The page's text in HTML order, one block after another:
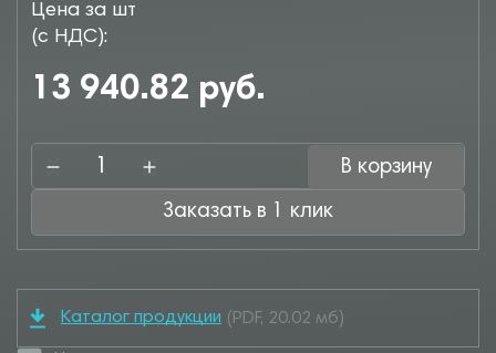
Цена за шт
(с НДС):
13 940.82 руб.
В корзину
Заказать в 1 клик
Каталог продукции (PDF, 20.02 мб)